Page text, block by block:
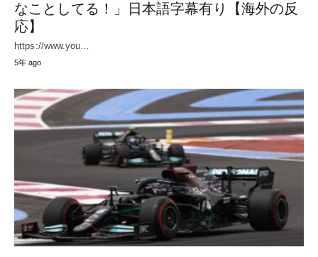
なことしてる！」日本語字幕有り【海外の反
応】
https://www.you…
5年 ago